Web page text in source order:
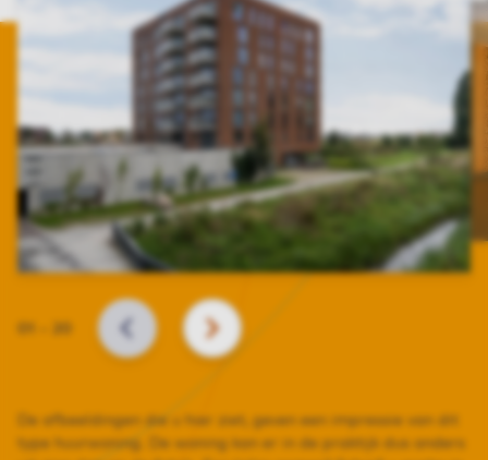
Slide
VORIGE VOLGENDE
De afbeeldingen die u hier ziet, geven een impressie van dit
type huurwoning. De woning kan er in de praktijk dus anders